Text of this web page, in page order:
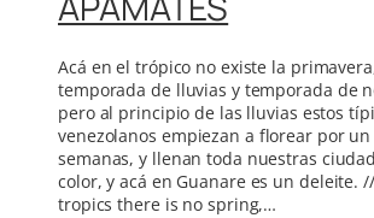
Acá en el trópico no existe la
temporada de lluvias y temporada de
pero al principio de las lluvias estos
venezolanos empiezan a florear por
semanas, y llenan toda nuestras
color, y acá en Guanare es un deleite.
tropics there is no spring,…